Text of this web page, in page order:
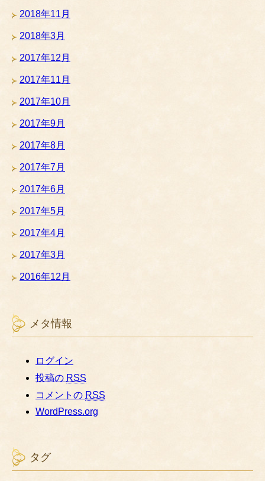
2018年11月
2018年3月
2017年12月
2017年11月
2017年10月
2017年9月
2017年8月
2017年7月
2017年6月
2017年5月
2017年4月
2017年3月
2016年12月
メタ情報
ログイン
投稿の RSS
コメントの RSS
WordPress.org
タグ